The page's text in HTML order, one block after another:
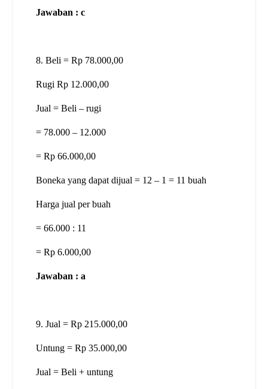
Jawaban : c
8. Beli = Rp 78.000,00
Rugi Rp 12.000,00
Jual = Beli – rugi
= 78.000 – 12.000
= Rp 66.000,00
Boneka yang dapat dijual = 12 – 1 = 11 buah
Harga jual per buah
= 66.000 : 11
= Rp 6.000,00
Jawaban : a
9. Jual = Rp 215.000,00
Untung = Rp 35.000,00
Jual = Beli + untung